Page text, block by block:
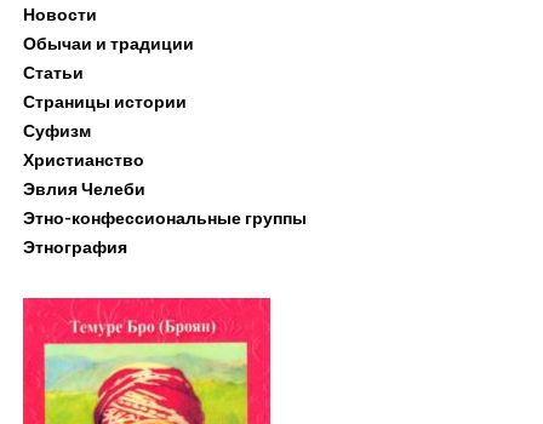
Новости
Обычаи и традиции
Статьи
Страницы истории
Суфизм
Христианство
Эвлия Челеби
Этно-конфессиональные группы
Этнография